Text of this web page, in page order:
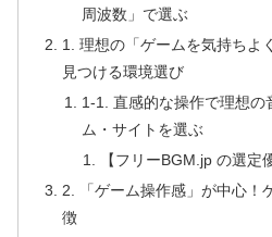
周波数」で選ぶ
1. 理想の「ゲームを気持ちよ
見つける環境選び
1-1. 直感的な操作で理想の
ム・サイトを選ぶ
【フリーBGM.jp の選定
2. 「ゲーム操作感」が中心！
徴